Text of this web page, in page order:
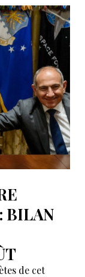
BILAN
de cet